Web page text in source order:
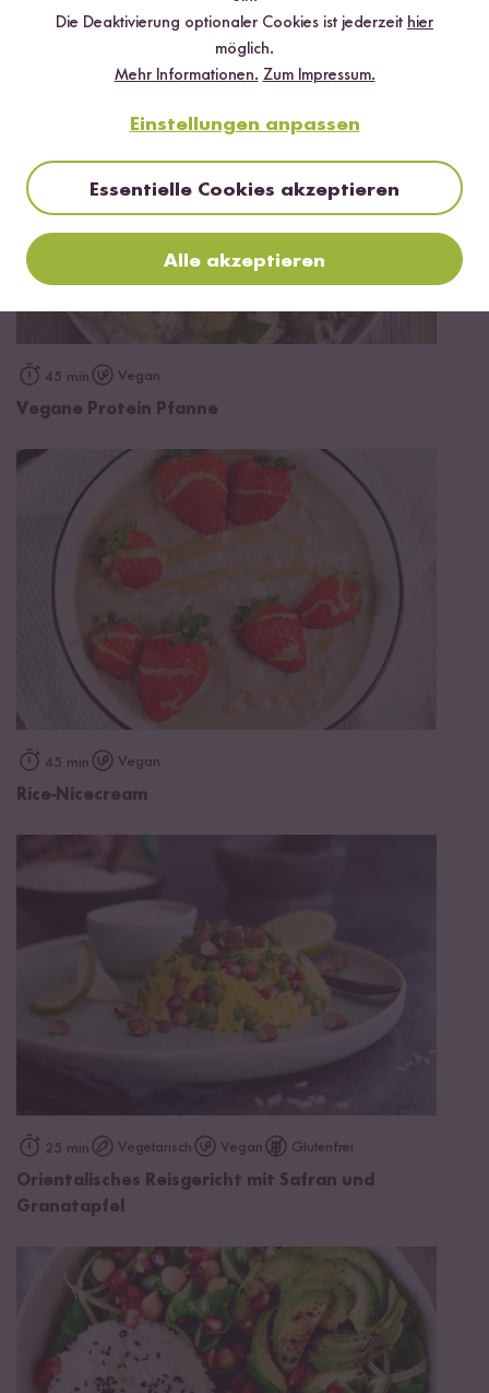
Mehr Rezepte mit Sadri Reis
45 min Vegan
Vegane Protein Pfanne
45 min Vegan
Rice-Nicecream
25 min Vegetarisch Vegan Glutenfrei
Orientalisches Reisgericht mit Safran und
Granatapfel
Die Deaktivierung optionaler Cookies ist jederzeit hier
möglich.
Mehr Informationen. Zum Impressum.
Einstellungen anpassen
Essentielle Cookies akzeptieren
Alle akzeptieren